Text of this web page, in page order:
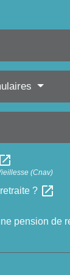
open_in_new
(Cnav)
? open_in_new
pension de